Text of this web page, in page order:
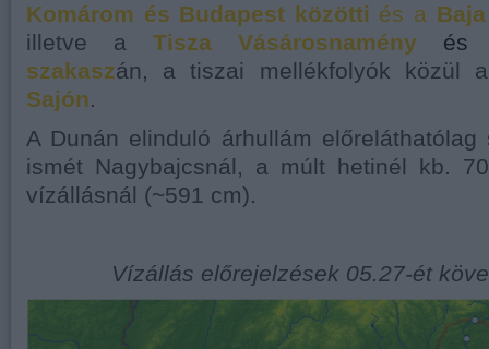
Komárom és Budapest közötti és a
illetve a Tisza Vásárosnamény
szakaszán, a tiszai mellékfolyók közül
Sajón.
A Dunán elinduló árhullám előreláthatólag
ismét Nagybajcsnál, a múlt hetinél kb.
vízállásnál (~591 cm).
Vízállás előrejelzések 05.27-ét